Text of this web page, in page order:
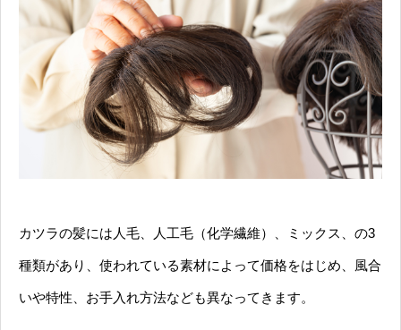
カツラの髪には人毛、人工毛（化学繊維）、ミックス、の3
種類があり、使われている素材によって価格をはじめ、風合
いや特性、お手入れ方法なども異なってきます。